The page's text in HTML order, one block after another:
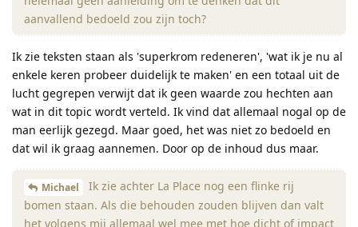
aanvallend bedoeld zou zijn toch?
Ik zie teksten staan als 'superkrom redeneren', 'wat ik je nu al
enkele keren probeer duidelijk te maken' en een totaal uit de
lucht gegrepen verwijt dat ik geen waarde zou hechten aan
wat in dit topic wordt verteld. Ik vind dat allemaal nogal op de
man eerlijk gezegd. Maar goed, het was niet zo bedoeld en
dat wil ik graag aannemen. Door op de inhoud dus maar.
Michael
Ik zie achter La Place nog een flinke rij
bomen staan. Als die behouden zouden blijven dan valt
het volgens mij allemaal wel mee met hoe dicht of impact